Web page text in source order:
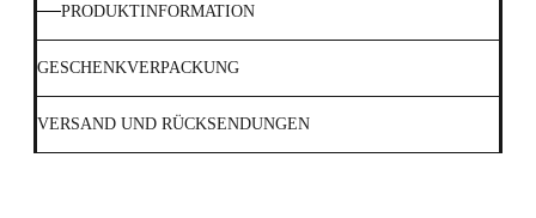
PRODUKTINFORMATION
GESCHENKVERPACKUNG
VERSAND UND RÜCKSENDUNGEN